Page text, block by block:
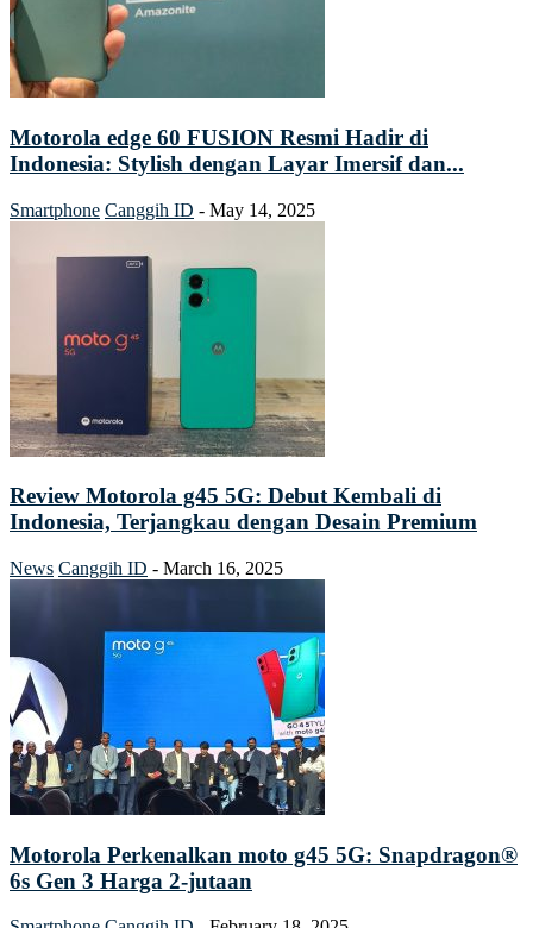
Motorola edge 60 FUSION Resmi Hadir di
Indonesia: Stylish dengan Layar Imersif dan...
Smartphone Canggih ID - May 14, 2025
Review Motorola g45 5G: Debut Kembali di
Indonesia, Terjangkau dengan Desain Premium
News Canggih ID - March 16, 2025
Motorola Perkenalkan moto g45 5G: Snapdragon®
6s Gen 3 Harga 2-jutaan